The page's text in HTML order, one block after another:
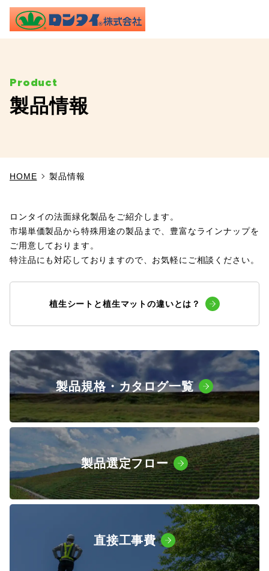
TOP
施工実績
製品情報
よくあるご質問
SDGs
お知らせ
採用情報
プライバシーポリシー
お問い合わせ
製品情報
HOME 製品情報
ロンタイの法面緑化製品をご紹介します。
市場単価製品から特殊用途の製品まで、豊富なラインナップを
ご用意しております。
特注品にも対応しておりますので、お気軽にご相談ください。
植生シートと植生マットの違いとは？
製品規格・カタログ一覧
製品選定フロー
直接工事費